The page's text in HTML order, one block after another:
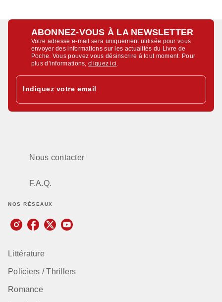
ABONNEZ-VOUS À LA NEWSLETTER
Votre adresse e-mail sera uniquement utilisée pour vous
envoyer des informations sur les actualités du Livre de
Poche. Vous pouvez vous désinscrire à tout moment. Pour
plus d’informations,cliquez ici
Indiquez votre email
Nous contacter
F.A.Q.
NOS RÉSEAUX
Littérature
Policiers / Thrillers
Romance